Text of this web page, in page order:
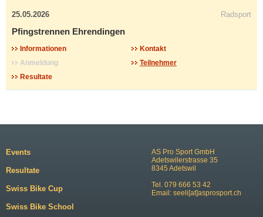
25.05.2026 Radsport
Pfingstrennen Ehrendingen
Informationen
Kontakt
Anmeldung
Teilnehmer
Resultate
AS Pro Sport GmbH
Adetswilerstrasse 35
8345 Adetswil
Tel. 079 666 53 42
Email: seeli[at]asprosport.ch
Events
Resultate
Swiss Bike Cup
Swiss Bike School